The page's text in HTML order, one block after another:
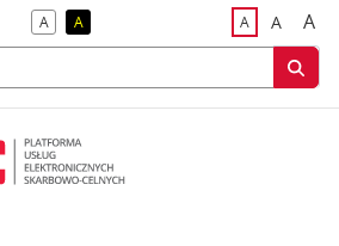
Akontrast domyślny
Akontrast żółty tekst na czarnym tle
Adomyślna
A A